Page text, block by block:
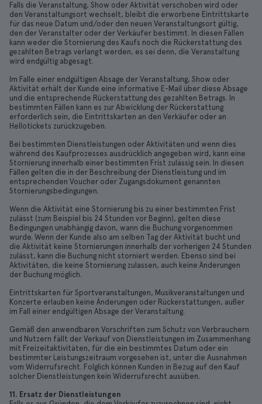
Falls die Veranstaltung, Show oder Aktivität verschoben wird oder
den Veranstaltungsort wechselt, bleibt die erworbene Eintrittskarte
für das neue Datum und/oder den neuen Veranstaltungsort gültig,
den der Veranstalter oder der Verkäufer bestimmt. In diesen Fällen
kann weder die Stornierung des Kaufs noch die Rückerstattung des
gezahlten Betrags verlangt werden, es sei denn, die Veranstaltung
wird endgültig abgesagt.
Im Falle einer endgültigen Absage der Veranstaltung, Show oder
Aktivität erhält der Kunde eine informative E-Mail über diese Absage
und die entsprechende Rückerstattung des gezahlten Betrags. In
bestimmten Fällen kann es zur Abwicklung der Rückerstattung
erforderlich sein, die Eintrittskarten an den Verkäufer oder an
Hellotickets zurückzugeben.
Bei bestimmten Dienstleistungen oder Aktivitäten und wenn dies
während des Kaufprozesses ausdrücklich angegeben wird, kann eine
Stornierung innerhalb einer bestimmten Frist zulässig sein. In diesen
Fällen gelten die in der Beschreibung der Dienstleistung und im
entsprechenden Voucher oder Zugangsdokument genannten
Stornierungsbedingungen.
Wenn die Aktivität eine Stornierung bis zu einer bestimmten Frist
zulässt (zum Beispiel bis 24 Stunden vor Beginn), gelten diese
Bedingungen unabhängig davon, wann die Buchung vorgenommen
wurde. Wenn der Kunde also am selben Tag der Aktivität bucht und
die Aktivität keine Stornierungen innerhalb der vorherigen 24 Stunden
zulässt, kann die Buchung nicht storniert werden. Ebenso sind bei
Aktivitäten, die keine Stornierung zulassen, auch keine Änderungen
der Buchung möglich.
Eintrittskarten für Sportveranstaltungen, Musikveranstaltungen und
Konzerte erlauben keine Änderungen oder Rückerstattungen, außer
im Fall einer endgültigen Absage der Veranstaltung.
Gemäß den anwendbaren Vorschriften zum Schutz von Verbrauchern
und Nutzern fällt der Verkauf von Dienstleistungen im Zusammenhang
mit Freizeitaktivitäten, für die ein bestimmtes Datum oder ein
bestimmter Leistungszeitraum vorgesehen ist, unter die Ausnahmen
vom Widerrufsrecht. Folglich können Kunden in Bezug auf den Kauf
solcher Dienstleistungen kein Widerrufsrecht ausüben.
11. Ersatz der Dienstleistungen